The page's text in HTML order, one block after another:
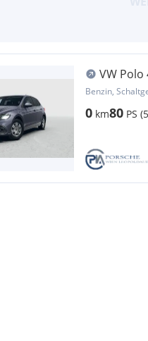
VW Polo
Benzin,
0 km80 PS